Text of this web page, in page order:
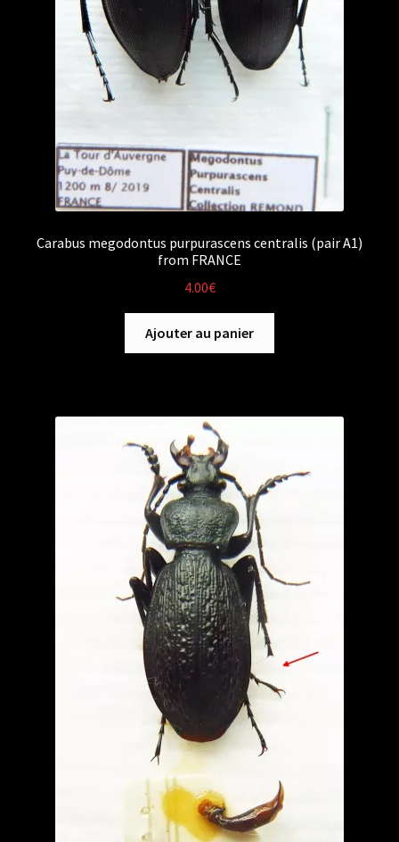
Carabus megodontus purpurascens centralis (pair A1)
from FRANCE
4.00€
Ajouter au panier